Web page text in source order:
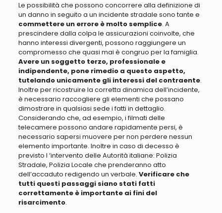
Le possibilità che possono concorrere alla definizione di
un danno in seguito a un incidente stradale sono tante e
commettere un errore è molto semplice. A
prescindere dalla colpa le assicurazioni coinvolte, che
hanno interessi divergenti, possono raggiungere un
compromesso che quasi mai è congruo per la famiglia.
Avere un soggetto terzo, professionale e
indipendente, pone rimedio a questo aspetto,
tutelando unicamente gli interessi del contraente.
Inoltre per ricostruire la corretta dinamica dell’incidente,
è necessario raccogliere gli elementi che possano
dimostrare in qualsiasi sede i fatti in dettaglio.
Considerando che, ad esempio, i filmati delle
telecamere possono andare rapidamente persi, è
necessario sapersi muovere per non perdere nessun
elemento importante. Inoltre in caso di decesso è
previsto l ‘intervento delle Autorità italiane: Polizia
Stradale, Polizia Locale che prenderanno atto
dell’accaduto redigendo un verbale. Verificare che
tutti questi passaggi siano stati fatti
correttamente è importante ai fini del
risarcimento.